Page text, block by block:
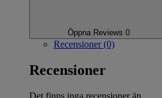
Öppna Reviews 0
Recensioner (0)
Recensioner
Det finns inga recensioner än.